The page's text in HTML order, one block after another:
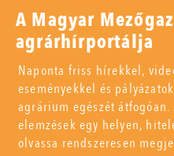
A Magyar
agrárhírportálja
Naponta friss hírekkel,
eseményekkel és
agrárium egészét
elemzések egy helyen,
olvassa rendszeresen